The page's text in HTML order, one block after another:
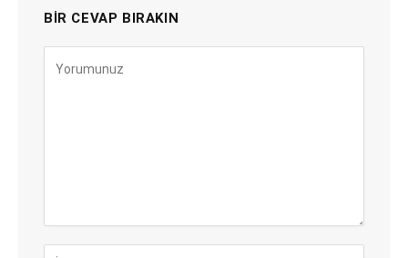
BIR CEVAP BIRAKIN